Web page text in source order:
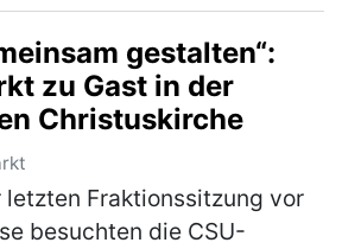
gestalten“:
zu Gast in der
Christuskirche
letzten Fraktionssitzung vor
besuchten die CSU-